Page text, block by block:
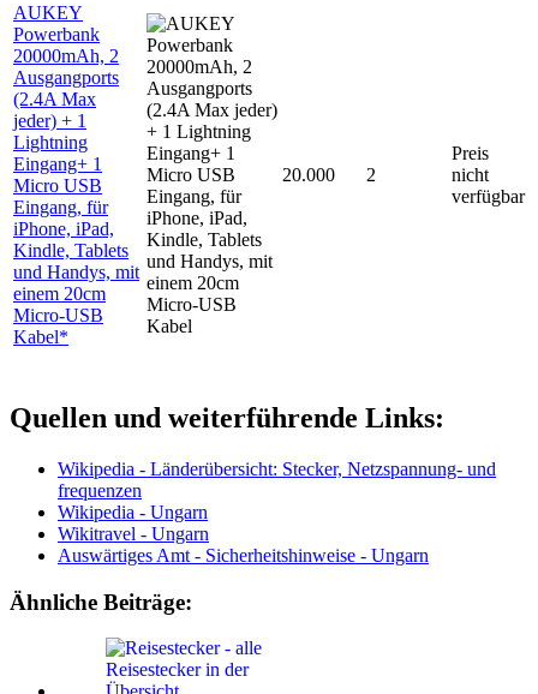
AUKEY
Powerbank
20000mAh, 2
Ausgangports
(2.4A Max
jeder) + 1
Lightning
Eingang+ 1
Micro USB
Eingang, für
iPhone, iPad,
Kindle, Tablets
und Handys, mit
einem 20cm
Micro-USB
Kabel*
20.000 2
Preis
nicht
verfügbar
Quellen und weiterführende Links:
Wikipedia - Länderübersicht: Stecker, Netzspannung- und
frequenzen
Wikipedia - Ungarn
Wikitravel - Ungarn
Auswärtiges Amt - Sicherheitshinweise - Ungarn
Ähnliche Beiträge: